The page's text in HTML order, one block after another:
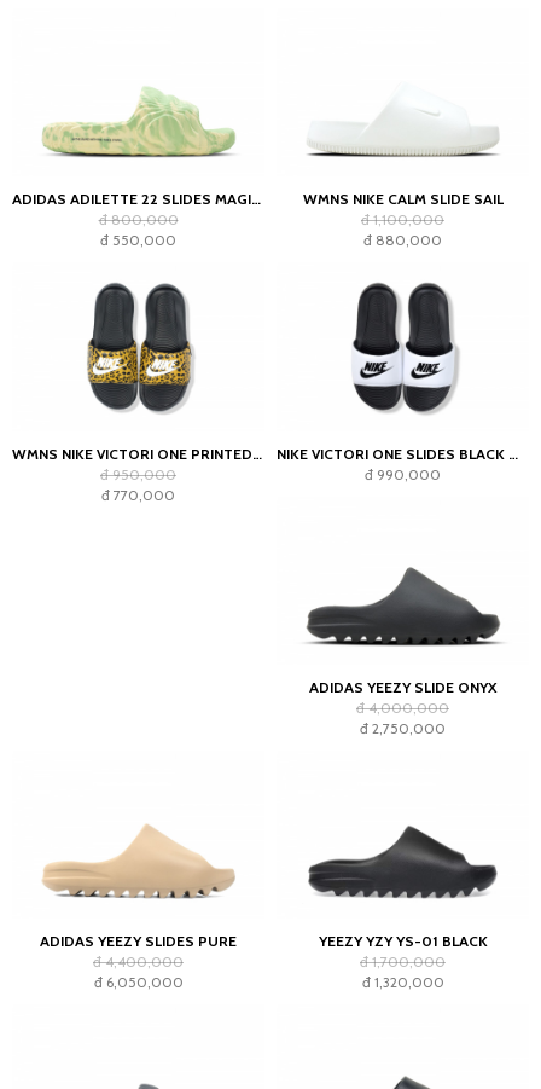
ADIDAS ADILETTE 22 SLIDES MAGIC LIME ST DESERT SAND
đ 800,000
đ 550,000
WMNS NIKE CALM SLIDE SAIL
đ 1,100,000
đ 880,000
WMNS NIKE VICTORI ONE PRINTED SLIDES BLACK/CHUTNEY
đ 950,000
đ 770,000
NIKE VICTORI ONE SLIDES BLACK WHITE
đ 990,000
ADIDAS YEEZY SLIDE ONYX
đ 4,000,000
đ 2,750,000
ADIDAS YEEZY SLIDES PURE
đ 4,400,000
đ 6,050,000
YEEZY YZY YS-01 BLACK
đ 1,700,000
đ 1,320,000